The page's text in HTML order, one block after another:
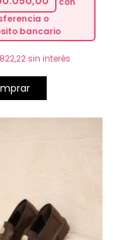
o
bancario
sin interés